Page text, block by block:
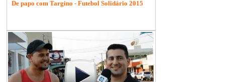
De papo com Targino - Futebol Solidário 2015